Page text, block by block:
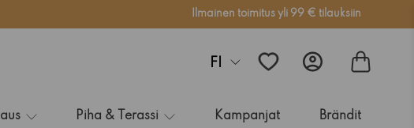
Ilmainen toimitus yli 99 € tilauksiin
FI
Piha & Terassi Kampanjat Brändit